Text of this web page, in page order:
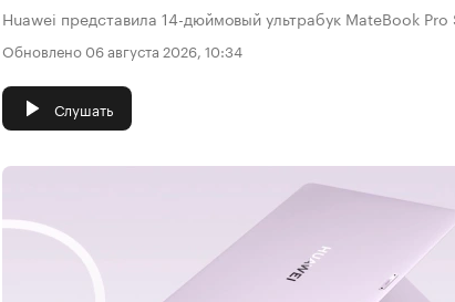
Huawei представила 14-дюймовый ультрабук MateBook Pro
Обновлено 06 августа 2026, 10:34
Слушать